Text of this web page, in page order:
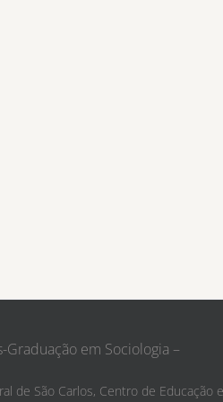
Graduação em Sociologia –
de São Carlos, Centro de Educação e